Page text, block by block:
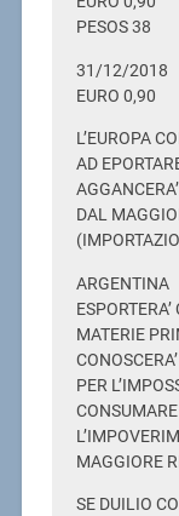
PESOS 38
31/12/2018
EURO 0,90
L’EUROPA
AD
DAL
ARGENTINA
MATERIE
PER
MAGGIORE
SE DUILIO